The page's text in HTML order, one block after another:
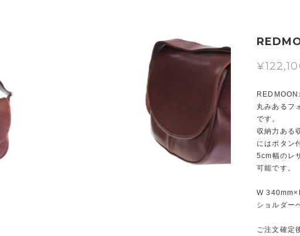
丸みあるフ
です。
収納力ある
にはボタン
5cm幅のレ
可能です。
W
ショルダ
ご注文確定